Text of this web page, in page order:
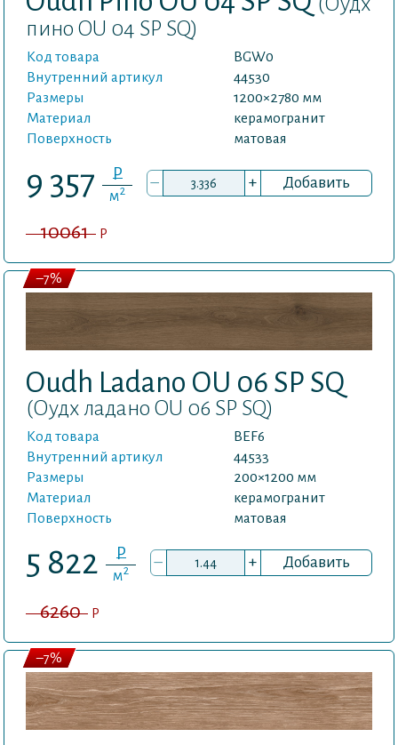
пино OU 04 SP SQ)
Код товара
BGW0
Внутренний артикул
44530
Размеры
1200×2780 мм
Материал
керамогранит
Поверхность
матовая
9 357 P
м2 – + Добавить
10061 P
Oudh Ladano OU 06 SP SQ
(Оудх ладано OU 06 SP SQ)
Код товара
BEF6
Внутренний артикул
44533
Размеры
200×1200 мм
Материал
керамогранит
Поверхность
матовая
5 822 P
м2 – + Добавить
6260 P
–7%
–7%